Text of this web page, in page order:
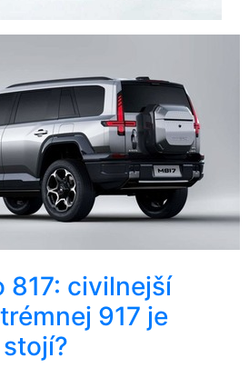
817: civilnejší
917 je